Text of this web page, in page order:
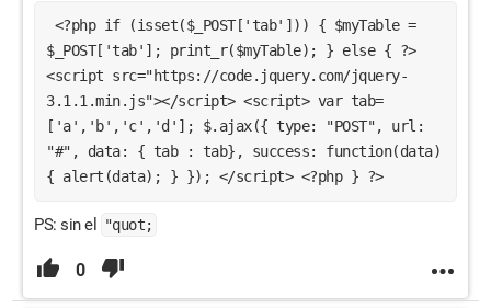
$_POST['tab']; print_r($myTable); } else { ?>
<script src="https://code.jquery.com/jquery-
3.1.1.min.js"></script> <script> var tab=
['a','b','c','d']; $.ajax({ type: "POST", url:
"#", data: { tab : tab}, success: function(data)
{ alert(data); } }); </script> <?php } ?>
PS: sin el "quot;
0